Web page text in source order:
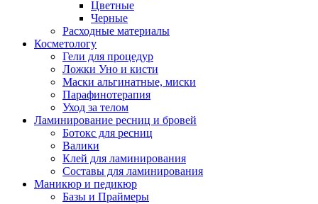
Цветные
Черные
Расходные материалы
Косметологу
Гели для процедур
Ложки Уно и кисти
Маски альгинатные, миски
Парафинотерапия
Уход за телом
Ламинирование ресниц и бровей
Ботокс для ресниц
Валики
Клей для ламинирования
Составы для ламинирования
Маникюр и педикюр
Базы и Праймеры